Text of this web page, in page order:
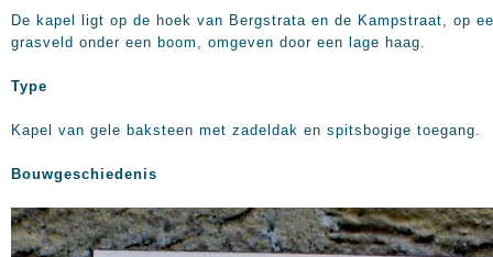
De kapel ligt op de hoek van Bergstrata en de Kampstraat, op
grasveld onder een boom, omgeven door een lage haag.
Type
Kapel van gele baksteen met zadeldak en spitsbogige toegang.
Bouwgeschiedenis